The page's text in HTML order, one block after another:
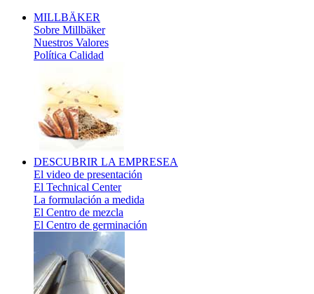
MILLBÄKER
Sobre Millbäker
Nuestros Valores
Política Calidad
DESCUBRIR LA EMPRESEA
El video de presentación
El Technical Center
La formulación a medida
El Centro de mezcla
El Centro de germinación